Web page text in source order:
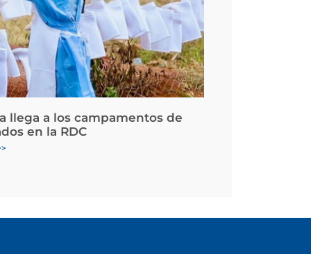
llega a los campamentos de
en la RDC